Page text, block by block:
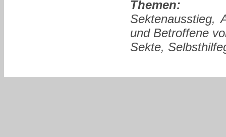
Themen:
Sektenausstieg,
und Betroffene
Sekte,